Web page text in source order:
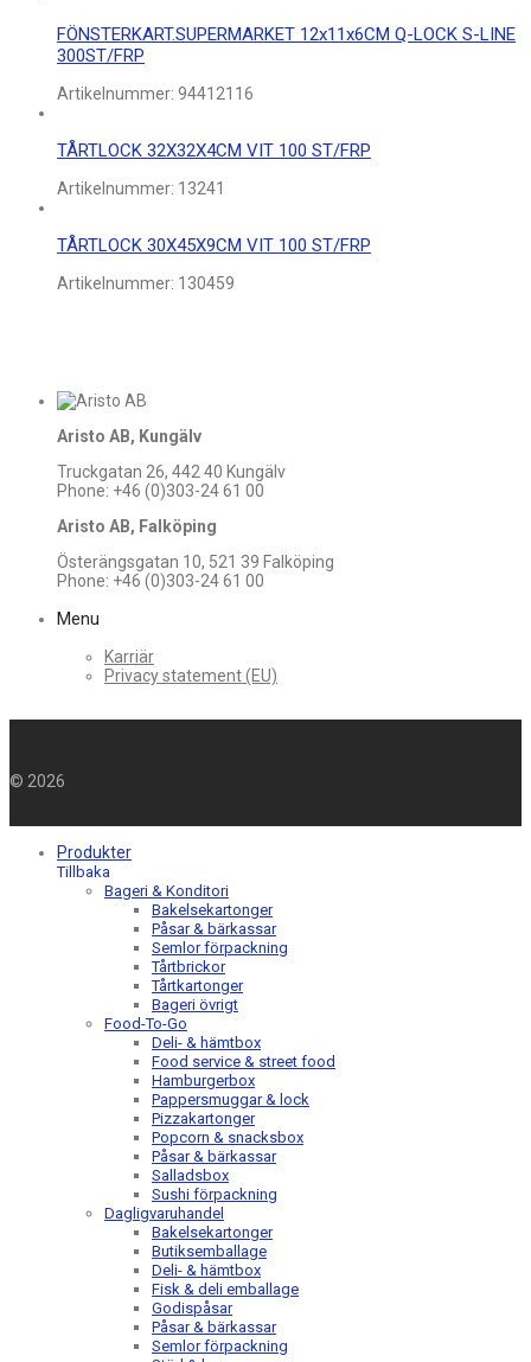
FÖNSTERKART.SUPERMARKET 12x11x6CM Q-LOCK S-LINE
300ST/FRP
Artikelnummer: 94412116
TÅRTLOCK 32X32X4CM VIT 100 ST/FRP
Artikelnummer: 13241
TÅRTLOCK 30X45X9CM VIT 100 ST/FRP
Artikelnummer: 130459
Aristo AB, Kungälv
Truckgatan 26, 442 40 Kungälv
Phone: +46 (0)303-24 61 00
Aristo AB, Falköping
Österängsgatan 10, 521 39 Falköping
Phone: +46 (0)303-24 61 00
Menu
Karriär
Privacy statement (EU)
© 2026
Produkter
Tillbaka
Bageri & Konditori
Bakelsekartonger
Påsar & bärkassar
Semlor förpackning
Tårtbrickor
Tårtkartonger
Bageri övrigt
Food-To-Go
Deli- & hämtbox
Food service & street food
Hamburgerbox
Pappersmuggar & lock
Pizzakartonger
Popcorn & snacksbox
Påsar & bärkassar
Salladsbox
Sushi förpackning
Dagligvaruhandel
Bakelsekartonger
Butiksemballage
Deli- & hämtbox
Fisk & deli emballage
Godispåsar
Påsar & bärkassar
Semlor förpackning